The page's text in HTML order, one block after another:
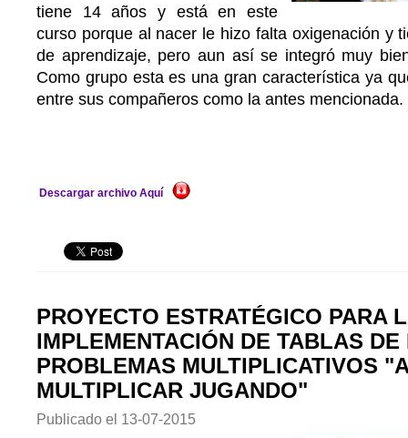
tiene 14 años y está en este
curso porque al nacer le hizo falta oxigenación y
de aprendizaje, pero aun así se integró muy
Como grupo esta es una gran característica ya
entre sus compañeros como la antes mencionada.
Descargar archivo Aquí
PROYECTO ESTRATÉGICO PARA
IMPLEMENTACIÓN DE TABLAS
PROBLEMAS MULTIPLICATIVOS
MULTIPLICAR JUGANDO"
Publicado el 13-07-2015